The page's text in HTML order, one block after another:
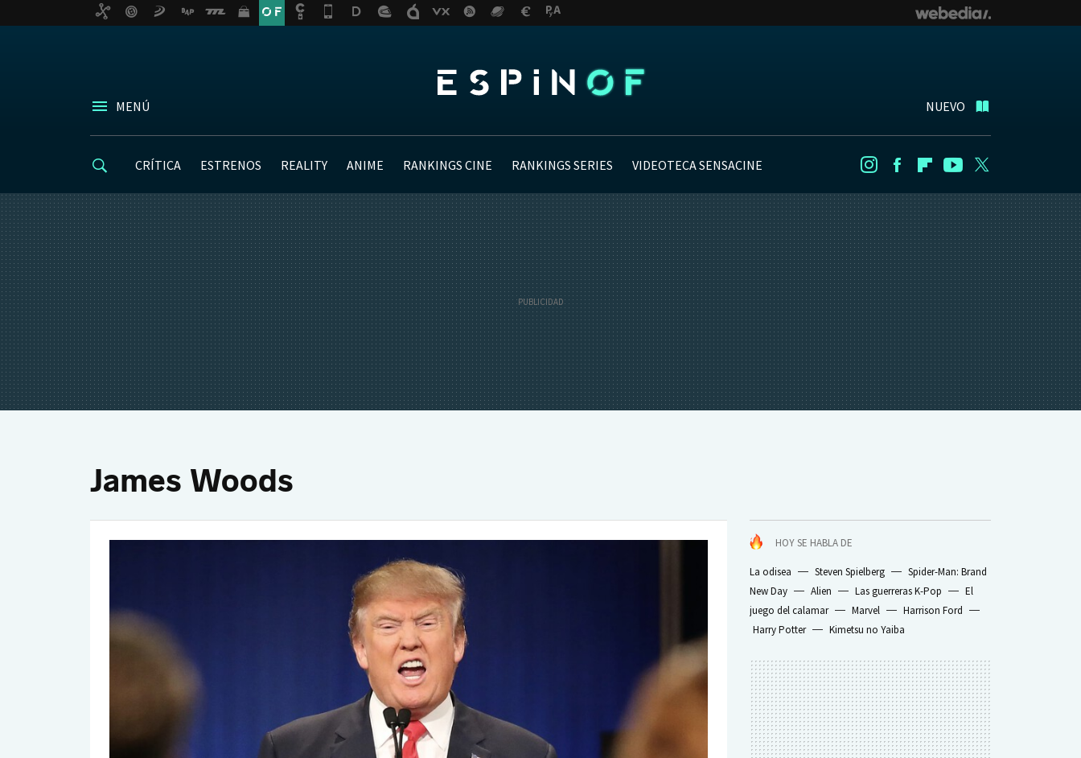
MENÚ NUEVO
CRÍTICA ESTRENOS REALITY ANIME RANKINGS CINE RANKINGS SERIES VIDEOTECA SENSACINE InstagramFacebookFlipboard
Youtube
James Woods
HOY SE HABLA DE
La odisea Steven Spielberg
Spider-Man: Brand
New Day
Alien Las guerreras K-Pop
El
juego del calamar
Marvel
Harrison Ford
Harry Potter
Kimetsu no Yaiba